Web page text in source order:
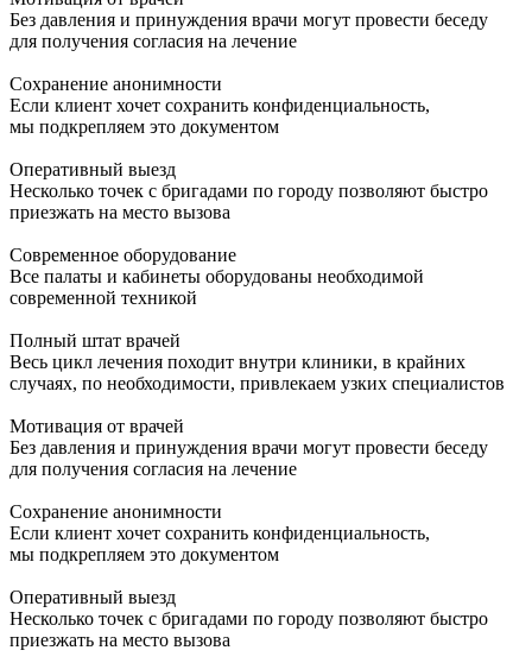
Без давления и принуждения врачи могут провести беседу
для получения согласия на лечение
Сохранение анонимности
Если клиент хочет сохранить конфиденциальность,
мы подкрепляем это документом
Оперативный выезд
Несколько точек с бригадами по городу позволяют быстро
приезжать на место вызова
Современное оборудование
Все палаты и кабинеты оборудованы необходимой
современной техникой
Полный штат врачей
Весь цикл лечения походит внутри клиники, в крайних
случаях, по необходимости, привлекаем узких специалистов
Мотивация от врачей
Без давления и принуждения врачи могут провести беседу
для получения согласия на лечение
Сохранение анонимности
Если клиент хочет сохранить конфиденциальность,
мы подкрепляем это документом
Оперативный выезд
Несколько точек с бригадами по городу позволяют быстро
приезжать на место вызова